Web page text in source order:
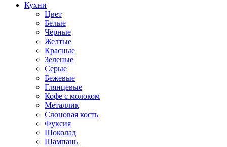
Кухни
Цвет
Белые
Черные
Желтые
Красные
Зеленые
Серые
Бежевые
Глянцевые
Кофе с молоком
Металлик
Слоновая кость
Фуксия
Шоколад
Шампань